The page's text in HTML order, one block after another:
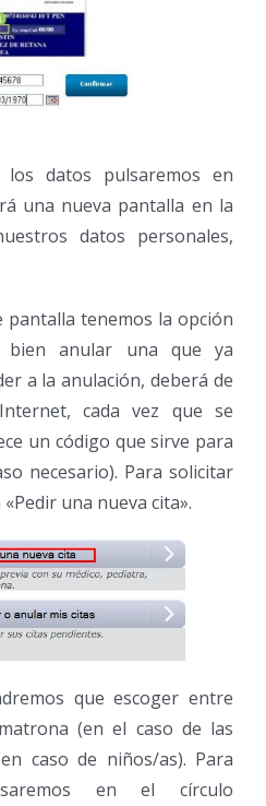
los datos pulsaremos en
una nueva pantalla en la
datos personales,
tenemos la opción
anular una que ya
a la anulación, deberá de
cada vez que se
un código que sirve para
necesario). Para solicitar
una nueva cita».
que escoger entre
(en el caso de las
caso de niños/as). Para
en el círculo